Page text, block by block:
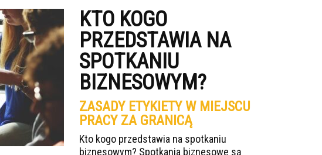
KTO KOGO
PRZEDSTAWIA NA
SPOTKANIU
BIZNESOWYM?
ZASADY ETYKIETY W MIEJSCU
PRACY ZA GRANICĄ
Kto kogo przedstawia na spotkaniu
biznesowym? Spotkania biznesowe są